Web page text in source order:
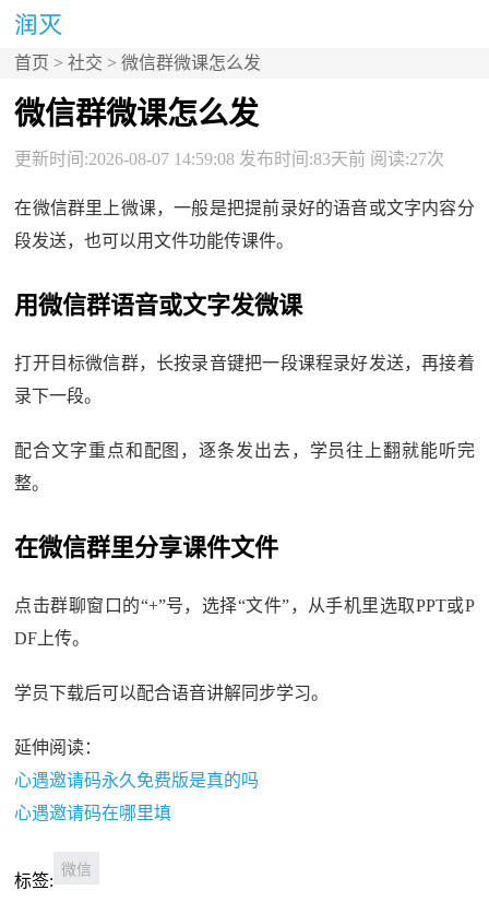
首页 >社交 > 微信群微课怎么发
微信群微课怎么发
更新时间:2026-08-07 14:59:08 发布时间:83天前 阅读:27次
在微信群里上微课，一般是把提前录好的语音或文字内容分
段发送，也可以用文件功能传课件。
用微信群语音或文字发微课
打开目标微信群，长按录音键把一段课程录好发送，再接着
录下一段。
配合文字重点和配图，逐条发出去，学员往上翻就能听完
整。
在微信群里分享课件文件
点击群聊窗口的“+”号，选择“文件”，从手机里选取PPT或P
DF上传。
学员下载后可以配合语音讲解同步学习。
延伸阅读：
心遇邀请码永久免费版是真的吗
心遇邀请码在哪里填
标签:
微信